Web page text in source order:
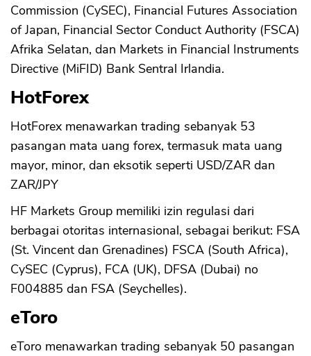
Commission (CySEC), Financial Futures Association
of Japan, Financial Sector Conduct Authority (FSCA)
Afrika Selatan, dan Markets in Financial Instruments
Directive (MiFID) Bank Sentral Irlandia.
HotForex
HotForex menawarkan trading sebanyak 53
pasangan mata uang forex, termasuk mata uang
mayor, minor, dan eksotik seperti USD/ZAR dan
ZAR/JPY
HF Markets Group memiliki izin regulasi dari
berbagai otoritas internasional, sebagai berikut: FSA
(St. Vincent dan Grenadines) FSCA (South Africa),
CySEC (Cyprus), FCA (UK), DFSA (Dubai) no
F004885 dan FSA (Seychelles).
eToro
eToro menawarkan trading sebanyak 50 pasangan